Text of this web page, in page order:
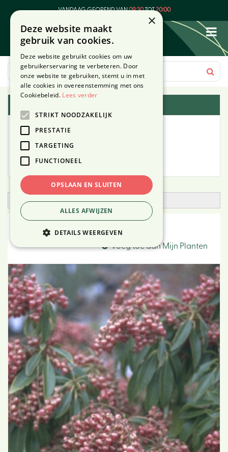
VANDAAG GEOPEND VAN09:30TOT20:00
Open zoekfilter
Rotsheide
Voeg toe aan Mijn Planten
×
Deze website maakt
gebruik van cookies.
Deze website gebruikt cookies om uw
gebruikerservaring te verbeteren. Door
onze website te gebruiken, stemt u in met
alle cookies in overeenstemming met ons
Cookiebeleid. Lees verder
STRIKT NOODZAKELIJK
PRESTATIE
TARGETING
FUNCTIONEEL
OPSLAAN EN SLUITEN
ALLES AFWIJZEN
DETAILS WEERGEVEN